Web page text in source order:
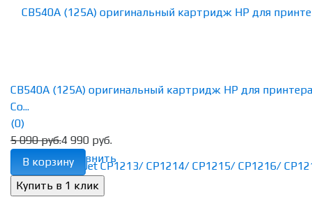
избранное сравнить
CB540A (125A) оригинальный картридж HP для
Co...
(0)
5 090 руб.4 990 руб.
В корзину